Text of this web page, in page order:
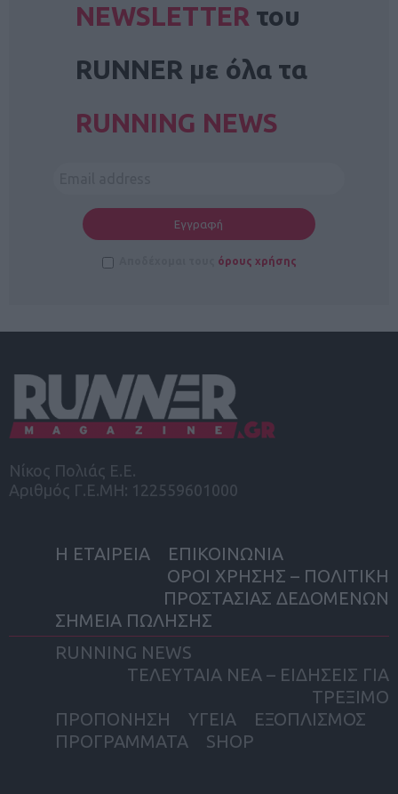
NEWSLETTER του
RUNNER με όλα τα
RUNNING NEWS
όρους χρήσης
Νίκος Πολιάς Ε.Ε.
Αριθμός Γ.Ε.ΜΗ: 122559601000
Η ΕΤΑΙΡΕΙΑ
ΕΠΙΚΟΙΝΩΝΙΑ
ΟΡΟΙ ΧΡΗΣΗΣ – ΠΟΛΙΤΙΚΗ
ΠΡΟΣΤΑΣΙΑΣ ΔΕΔΟΜΕΝΩΝ
ΣΗΜΕΙΑ ΠΩΛΗΣΗΣ
RUNNING NEWS
ΤΕΛΕΥΤΑΙΑ ΝΕΑ – ΕΙΔΗΣΕΙΣ ΓΙΑ
ΤΡΕΞΙΜΟ
ΠΡΟΠΟΝΗΣΗ
ΥΓΕΙΑ
ΕΞΟΠΛΙΣΜΟΣ
ΠΡΟΓΡΑΜΜΑΤΑ
SHOP